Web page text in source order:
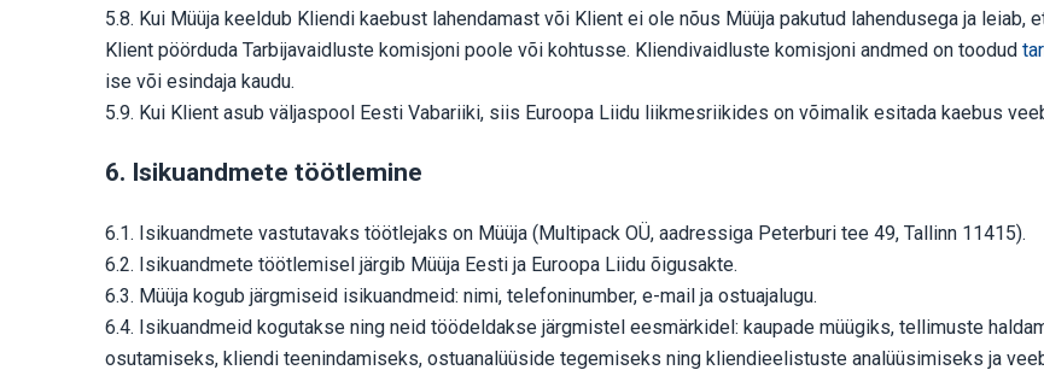
5.8. Kui Müüja keeldub Kliendi kaebust lahendamast või Klient ei ole nõus Müüja pakutud lahendusega ja leiab,
Klient pöörduda Tarbijavaidluste komisjoni poole või kohtusse. Kliendivaidluste komisjoni andmed on toodud
ise või esindaja kaudu.
5.9. Kui Klient asub väljaspool Eesti Vabariiki, siis Euroopa Liidu liikmesriikides on võimalik esitada kaebus
6. Isikuandmete töötlemine
6.1. Isikuandmete vastutavaks töötlejaks on Müüja (Multipack OÜ, aadressiga Peterburi tee 49, Tallinn 11415).
6.2. Isikuandmete töötlemisel järgib Müüja Eesti ja Euroopa Liidu õigusakte.
6.3. Müüja kogub järgmiseid isikuandmeid: nimi, telefoninumber, e-mail ja ostuajalugu.
6.4. Isikuandmeid kogutakse ning neid töödeldakse järgmistel eesmärkidel: kaupade müügiks, tellimuste
osutamiseks, kliendi teenindamiseks, ostuanalüüside tegemiseks ning kliendieelistuste analüüsimiseks ja